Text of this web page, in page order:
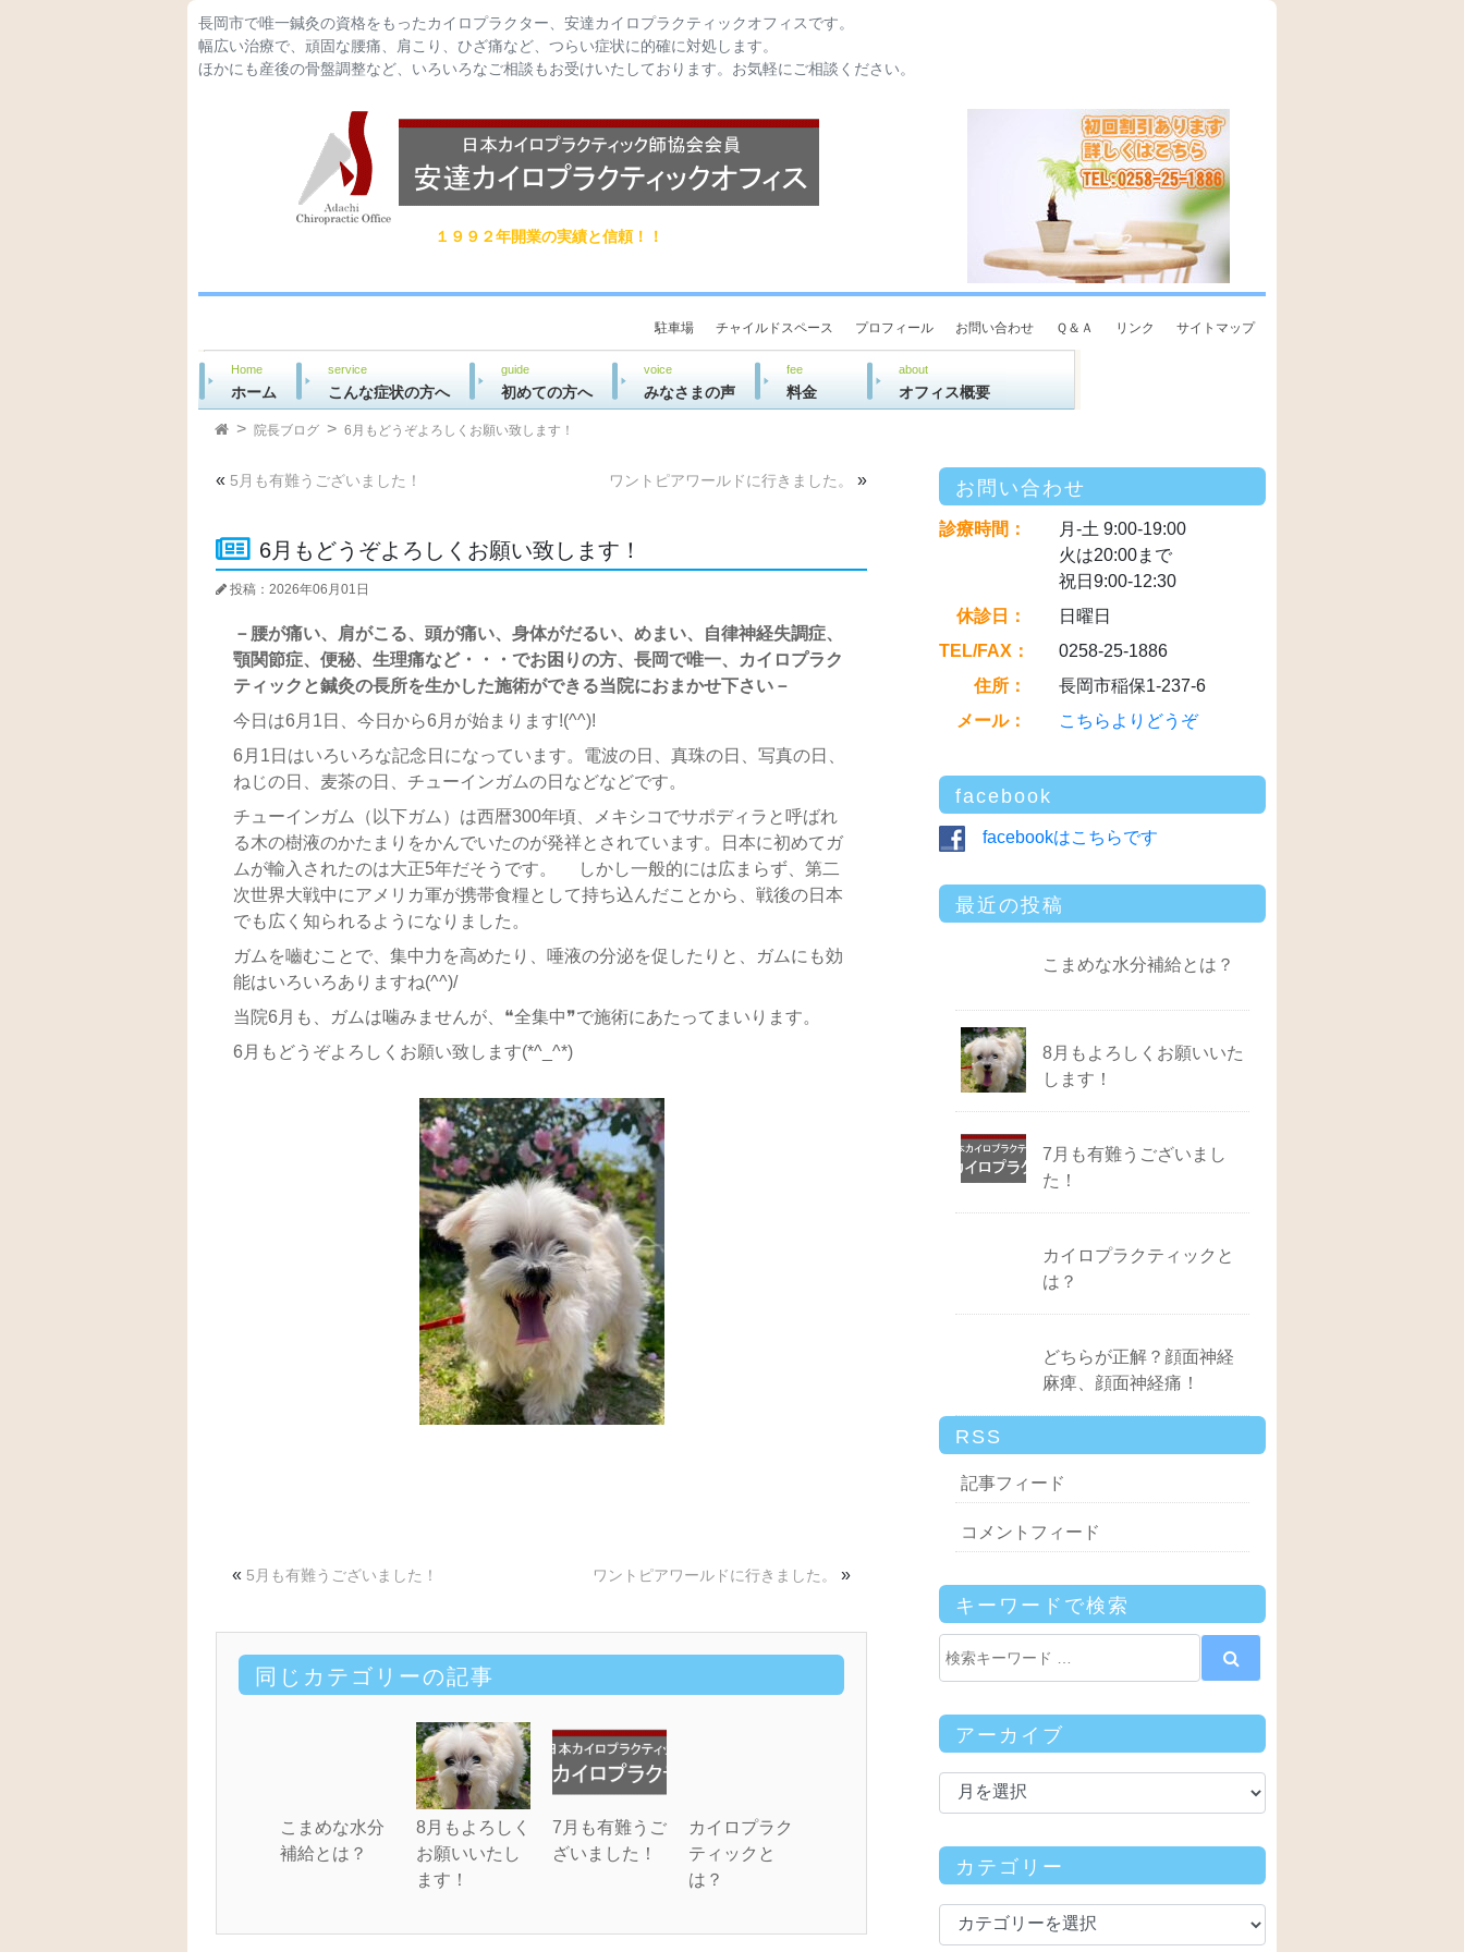
長岡市で唯一鍼灸の資格をもったカイロプラクター、安達カイロプラクティックオフィスです。
幅広い治療で、頑固な腰痛、肩こり、ひざ痛など、つらい症状に的確に対処します。
ほかにも産後の骨盤調整など、いろいろなご相談もお受けいたしております。お気軽にご相談ください。
１９９２年開業の実績と信頼！！
駐車場 チャイルドスペース プロフィール お問い合わせ Ｑ＆Ａ リンク サイトマップ
Home
ホーム
service
こんな症状の方へ
guide
初めての方へ
voice
みなさまの声
fee
料金
about
オフィス概要
院長ブログ 6月もどうぞよろしくお願い致します！
« 5月も有難うございました！ ワントピアワールドに行きました。 »
6月もどうぞよろしくお願い致します！
投稿：2026年06月01日
－腰が痛い、肩がこる、頭が痛い、身体がだるい、めまい、自律神経失調症、
顎関節症、便秘、生理痛など・・・でお困りの方、長岡で唯一、カイロプラク
ティックと鍼灸の長所を生かした施術ができる当院におまかせ下さい－
今日は6月1日、今日から6月が始まります!(^^)!
6月1日はいろいろな記念日になっています。電波の日、真珠の日、写真の日、
ねじの日、麦茶の日、チューインガムの日などなどです。
チューインガム（以下ガム）は西暦300年頃、メキシコでサポディラと呼ばれ
る木の樹液のかたまりをかんでいたのが発祥とされています。日本に初めてガ
ムが輸入されたのは大正5年だそうです。 しかし一般的には広まらず、第二
次世界大戦中にアメリカ軍が携帯食糧として持ち込んだことから、戦後の日本
でも広く知られるようになりました。
ガムを嚙むことで、集中力を高めたり、唾液の分泌を促したりと、ガムにも効
能はいろいろありますね(^^)/
当院6月も、ガムは噛みませんが、❝全集中❞で施術にあたってまいります。
6月もどうぞよろしくお願い致します(*^_^*)
« 5月も有難うございました！ ワントピアワールドに行きました。 »
同じカテゴリーの記事
こまめな水分
補給とは？
8月もよろしく
お願いいたし
ます！
7月も有難うご
ざいました！
カイロプラク
ティックと
は？
お問い合わせ
診療時間：
月-土 9:00-19:00
火は20:00まで
祝日9:00-12:30
休診日：
日曜日
TEL/FAX：
0258-25-1886
住所：
長岡市稲保1-237-6
メール：
こちらよりどうぞ
facebook
facebookはこちらです
最近の投稿
こまめな水分補給とは？
8月もよろしくお願いいた
します！
7月も有難うございまし
た！
カイロプラクティックと
は？
どちらが正解？顔面神経
麻痺、顔面神経痛！
RSS
記事フィード
コメントフィード
キーワードで検索
アーカイブ
カテゴリー